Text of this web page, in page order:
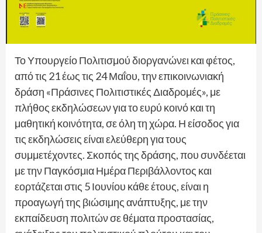
Το Υπουργείο Πολιτισμού διοργανώνει και φέτος,
από τις 21 έως τις 24 Μαΐου, την επικοινωνιακή
δράση «Πράσινες Πολιτιστικές Διαδρομές», με
πλήθος εκδηλώσεων για το ευρύ κοινό και τη
μαθητική κοινότητα, σε όλη τη χώρα. Η είσοδος για
τις εκδηλώσεις είναι ελεύθερη για τους
συμμετέχοντες. Σκοπός της δράσης, που συνδέεται
με την Παγκόσμια Ημέρα Περιβάλλοντος και
εορτάζεται στις 5 Ιουνίου κάθε έτους, είναι η
προαγωγή της βιώσιμης ανάπτυξης, με την
εκπαίδευση πολιτών σε θέματα προστασίας,